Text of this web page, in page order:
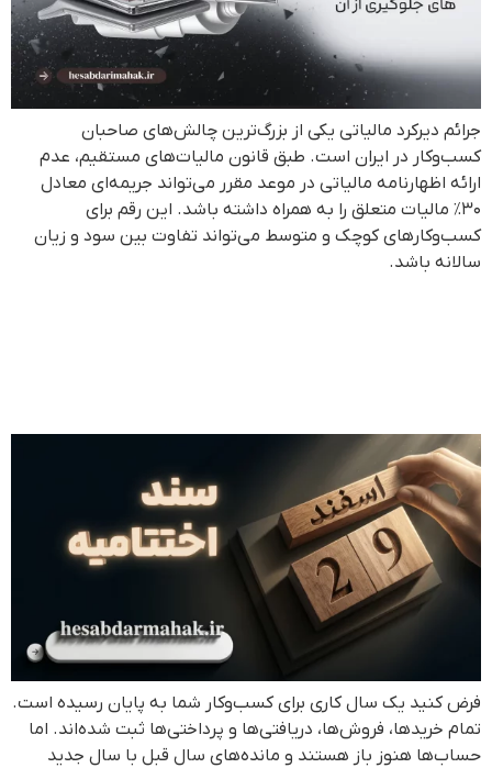
جرائم دیرکرد مالیاتی یکی از بزرگ‌ترین چالش‌های صاحبان
کسب‌وکار در ایران است. طبق قانون مالیات‌های مستقیم، عدم
ارائه اظهارنامه مالیاتی در موعد مقرر می‌تواند جریمه‌ای معادل
۳۰٪ مالیات متعلق را به همراه داشته باشد. این رقم برای
کسب‌وکارهای کوچک و متوسط می‌تواند تفاوت بین سود و زیان
سالانه باشد.
فرض کنید یک سال کاری برای کسب‌وکار شما به پایان رسیده است.
تمام خریدها، فروش‌ها، دریافتی‌ها و پرداختی‌ها ثبت شده‌اند. اما
حساب‌ها هنوز باز هستند و مانده‌های سال قبل با سال جدید